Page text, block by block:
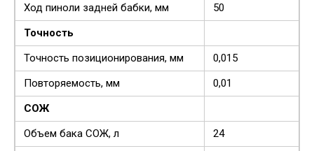
Ход пиноли задней бабки, мм
50
Точность
Точность позиционирования, мм
0,015
Повторяемость, мм
0,01
СОЖ
Объем бака СОЖ, л
24